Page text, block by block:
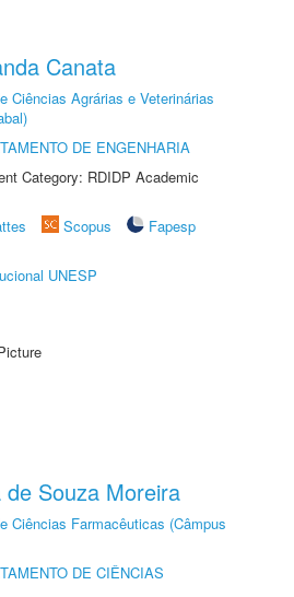
Canata
Ciências Agrárias e Veterinárias
DE ENGENHARIA
Category: RDIDP Academic
Scopus
Fapesp
UNESP
de Souza Moreira
Ciências Farmacêuticas (Câmpus
DE CIÊNCIAS